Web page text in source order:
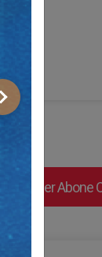
Sonraki
Süper Abone